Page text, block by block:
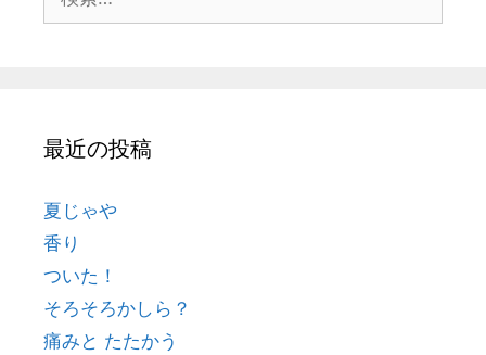
最近の投稿
夏じゃや
香り
ついた！
そろそろかしら？
痛みと たたかう